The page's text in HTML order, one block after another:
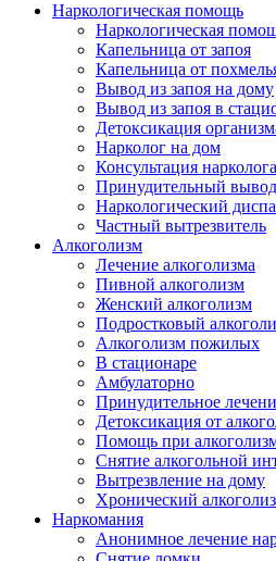
Наркологическая помощь
Наркологическая
Капельница от запоя
Капельница от
Вывод из запоя на дому
Вывод из запоя в
Детоксикация
Нарколог на дом
Консультация нарколога
Принудительный вывод
Наркологический
Частный вытрезвитель
Алкоголизм
Лечение алкоголизма
Пивной алкоголизм
Женский алкоголизм
Подростковый
Алкоголизм пожилых
В стационаре
Амбулаторно
Принудительное
Детоксикация от
Помощь при
Снятие алкогольной
Вытрезвление на дому
Хронический
Наркомания
Анонимное лечение